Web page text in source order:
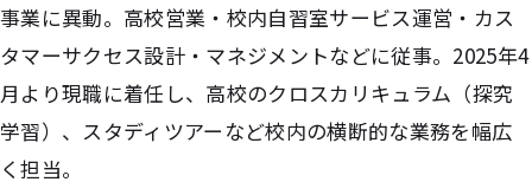
事業に異動。高校営業・校内自習室サービス運営・カス
タマーサクセス設計・マネジメントなどに従事。2025年4
月より現職に着任し、高校のクロスカリキュラム（探究
学習）、スタディツアーなど校内の横断的な業務を幅広
く担当。